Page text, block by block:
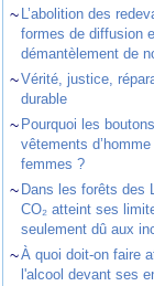
~ L’abolition des
formes de diffusion
démantèlement de
~Vérité, justice,
durable
~ Pourquoi les
vêtements
femmes ?
~ Dans les forêts des
CO₂ atteint ses
seulement dû aux
~À quoi doit-on faire
l'alcool devant ses